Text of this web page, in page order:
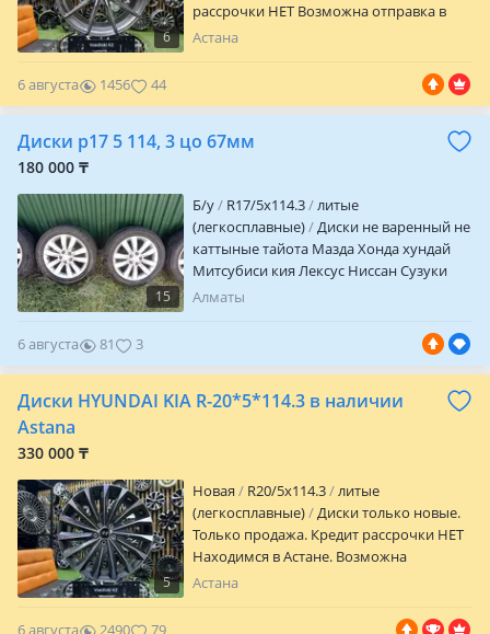
6
рассрочки НЕТ Возможна отправка в
другие города и регионы. Находимся в
Передняя ось j 8.5 Ет + 35 вылет Задняя
ось j 9.5 Et + 38 вылет Цо 73.1 посадочное
Астана
6 августа 1456 44
Диски р17 5 114, 3 цо 67мм
180 000 ₸
15
Б/у R17/5x114.3
литые
(легкосплавные)
Диски не варенный не
каттыные тайота Мазда Хонда хундай
Митсубиси кия Лексус Ниссан Сузуки
Чанган х5плюс BYD Jac подходит шины
Алматы
6 августа 81 3
Диски HYUNDAI KIA R-20*5*114.3 в наличии
Astana
330 000 ₸
5
Новая R20/5x114.3
литые
(легкосплавные)
Диски только новые.
Только продажа. Кредит рассрочки НЕТ
Находимся в Астане. Возможна
отправка в другие города и регионы.
4х Шт. Гарантия на заводской брак и
Астана
6 августа 2490 79